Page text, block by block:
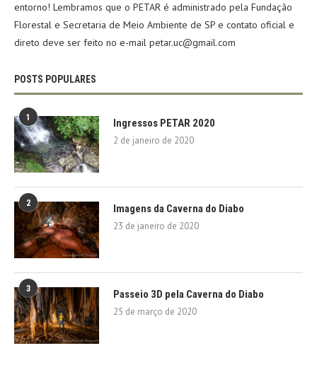
entorno! Lembramos que o PETAR é administrado pela Fundação
Florestal e Secretaria de Meio Ambiente de SP e contato oficial e
direto deve ser feito no e-mail petar.uc@gmail.com
POSTS POPULARES
1 Ingressos PETAR 2020
2 de janeiro de 2020
2 Imagens da Caverna do Diabo
23 de janeiro de 2020
3 Passeio 3D pela Caverna do Diabo
25 de março de 2020